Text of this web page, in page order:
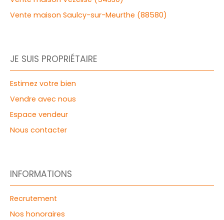
Vente maison Saulcy-sur-Meurthe (88580)
JE SUIS PROPRIÉTAIRE
Estimez votre bien
Vendre avec nous
Espace vendeur
Nous contacter
INFORMATIONS
Recrutement
Nos honoraires